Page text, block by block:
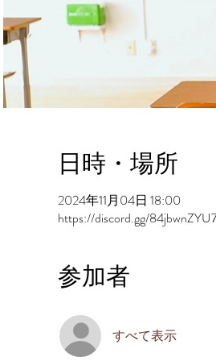
日時・場所
2024年11月04日 18:00
https://discord.gg/
参加者
すべて表示